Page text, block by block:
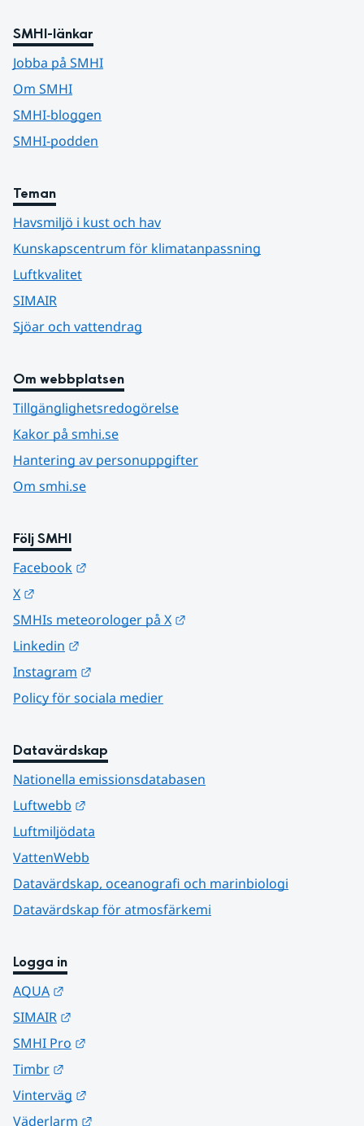
SMHI-länkar
Jobba på SMHI
Om SMHI
SMHI-bloggen
SMHI-podden
Teman
Havsmiljö i kust och hav
Kunskapscentrum för klimatanpassning
Luftkvalitet
SIMAIR
Sjöar och vattendrag
Om webbplatsen
Tillgänglighetsredogörelse
Kakor på smhi.se
Hantering av personuppgifter
Om smhi.se
Följ SMHI
Facebook
X
SMHIs meteorologer på X
Linkedin
Instagram
Policy för sociala medier
Datavärdskap
Nationella emissionsdatabasen
Luftwebb
Luftmiljödata
VattenWebb
Datavärdskap, oceanografi och marinbiologi
Datavärdskap för atmosfärkemi
Logga in
AQUA
SIMAIR
SMHI Pro
Timbr
Vinterväg
Väderlarm